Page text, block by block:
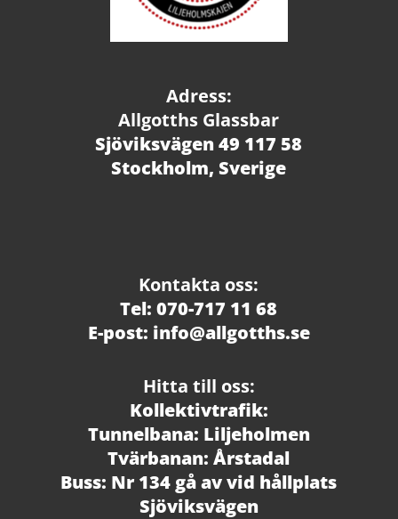
Adress:
Allgotths Glassbar
Sjöviksvägen 49 117 58
Stockholm, Sverige
Kontakta oss:
Tel: 070-717 11 68
E-post: info@allgotths.se
Hitta till oss:
Kollektivtrafik:
Tunnelbana: Liljeholmen
Tvärbanan: Årstadal
Buss: Nr 134 gå av vid hållplats
Sjöviksvägen